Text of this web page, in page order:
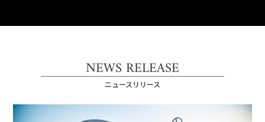
NEWS RELEASE
ニュースリリース